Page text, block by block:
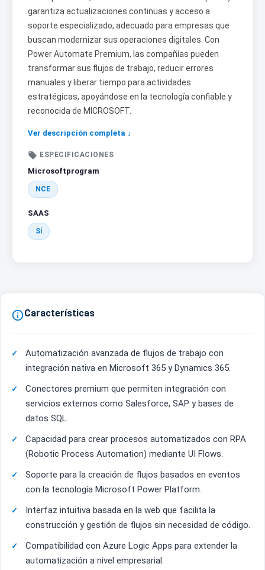
garantiza actualizaciones continuas y acceso a
soporte especializado, adecuado para empresas que
buscan modernizar sus operaciones digitales. Con
Power Automate Premium, las compañías pueden
transformar sus flujos de trabajo, reducir errores
manuales y liberar tiempo para actividades
estratégicas, apoyándose en la tecnología confiable y
reconocida de MICROSOFT.
Ver descripción completa ↓
 ESPECIFICACIONES
Microsoftprogram
NCE
SAAS
Sí
Características
Automatización avanzada de flujos de trabajo con
integración nativa en Microsoft 365 y Dynamics 365.
Conectores premium que permiten integración con
servicios externos como Salesforce, SAP y bases de
datos SQL.
Capacidad para crear procesos automatizados con RPA
(Robotic Process Automation) mediante UI Flows.
Soporte para la creación de flujos basados en eventos
con la tecnología Microsoft Power Platform.
Interfaz intuitiva basada en la web que facilita la
construcción y gestión de flujos sin necesidad de código.
Compatibilidad con Azure Logic Apps para extender la
automatización a nivel empresarial.